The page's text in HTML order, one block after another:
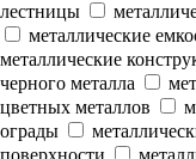
лестницы
металлические
металлические
черного металла
цветных металлов
ограды
поверхности